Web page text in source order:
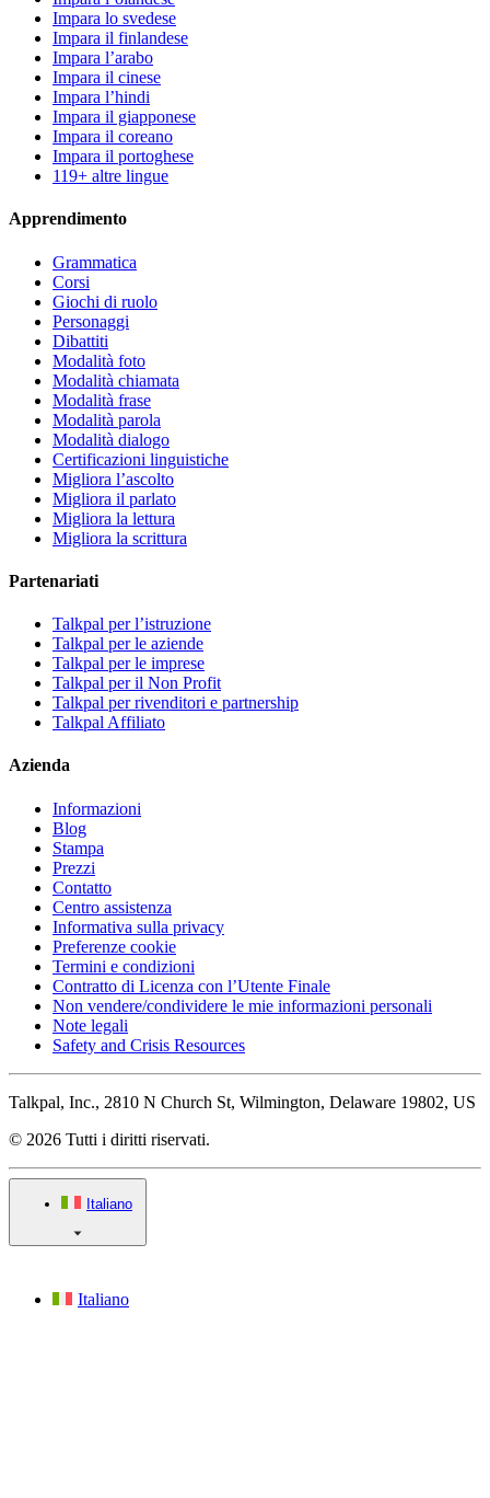
Impara lo svedese
Impara il finlandese
Impara l’arabo
Impara il cinese
Impara l’hindi
Impara il giapponese
Impara il coreano
Impara il portoghese
119+ altre lingue
Apprendimento
Grammatica
Corsi
Giochi di ruolo
Personaggi
Dibattiti
Modalità foto
Modalità chiamata
Modalità frase
Modalità parola
Modalità dialogo
Certificazioni linguistiche
Migliora l’ascolto
Migliora il parlato
Migliora la lettura
Migliora la scrittura
Partenariati
Talkpal per l’istruzione
Talkpal per le aziende
Talkpal per le imprese
Talkpal per il Non Profit
Talkpal per rivenditori e partnership
Talkpal Affiliato
Azienda
Informazioni
Blog
Stampa
Prezzi
Contatto
Centro assistenza
Informativa sulla privacy
Preferenze cookie
Termini e condizioni
Contratto di Licenza con l’Utente Finale
Non vendere/condividere le mie informazioni personali
Note legali
Safety and Crisis Resources
Talkpal, Inc., 2810 N Church St, Wilmington, Delaware 19802, US
© 2026 Tutti i diritti riservati.
Italiano
Italiano